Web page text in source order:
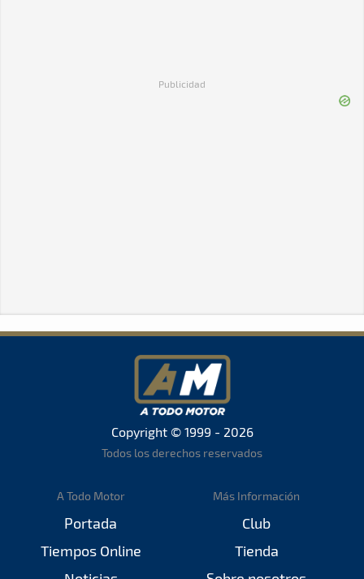
Publicidad
Copyright © 1999 - 2026
Todos los derechos reservados
A Todo Motor
Portada
Tiempos Online
Más Información
Club
Tienda